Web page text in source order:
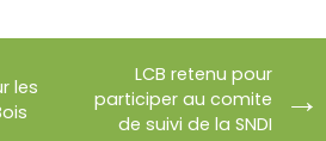
les
LCB retenu pour
participer au comite
de suivi de la SNDI